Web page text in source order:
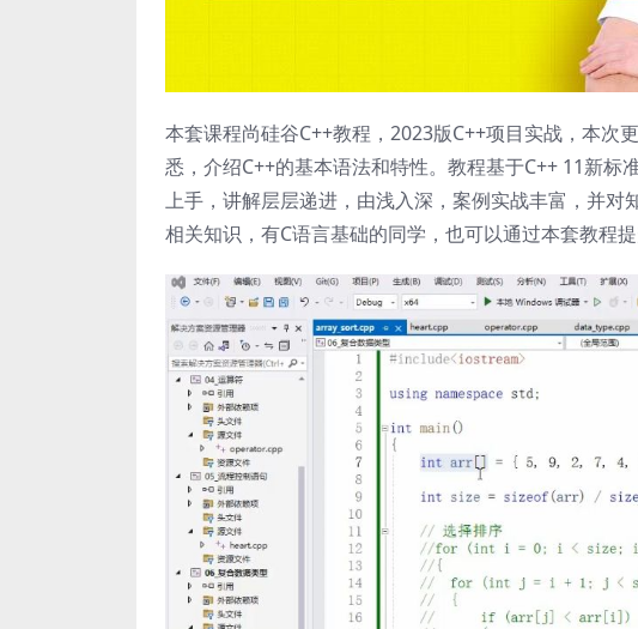
本套课程尚硅谷C++教程，2023版C++项目实战，本次
悉，介绍C++的基本语法和特性。教程基于C++ 11新
上手，讲解层层递进，由浅入深，案例实战丰富，并
相关知识，有C语言基础的同学，也可以通过本套教程提